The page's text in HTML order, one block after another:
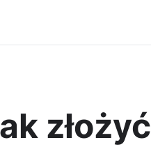
złożyć